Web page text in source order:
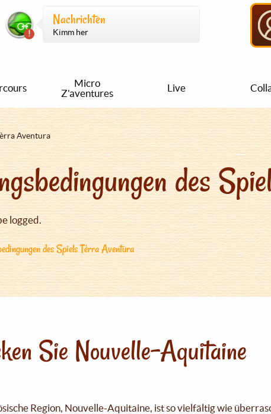
Nachrichten
Kimm her
Micro
Z'aventures
Live
Aventura
des
logged.
des Spiels Tèrra Aventura
Sie Nouvelle-Aquitaine
Region, Nouvelle-Aquitaine, ist so vielfältig wie